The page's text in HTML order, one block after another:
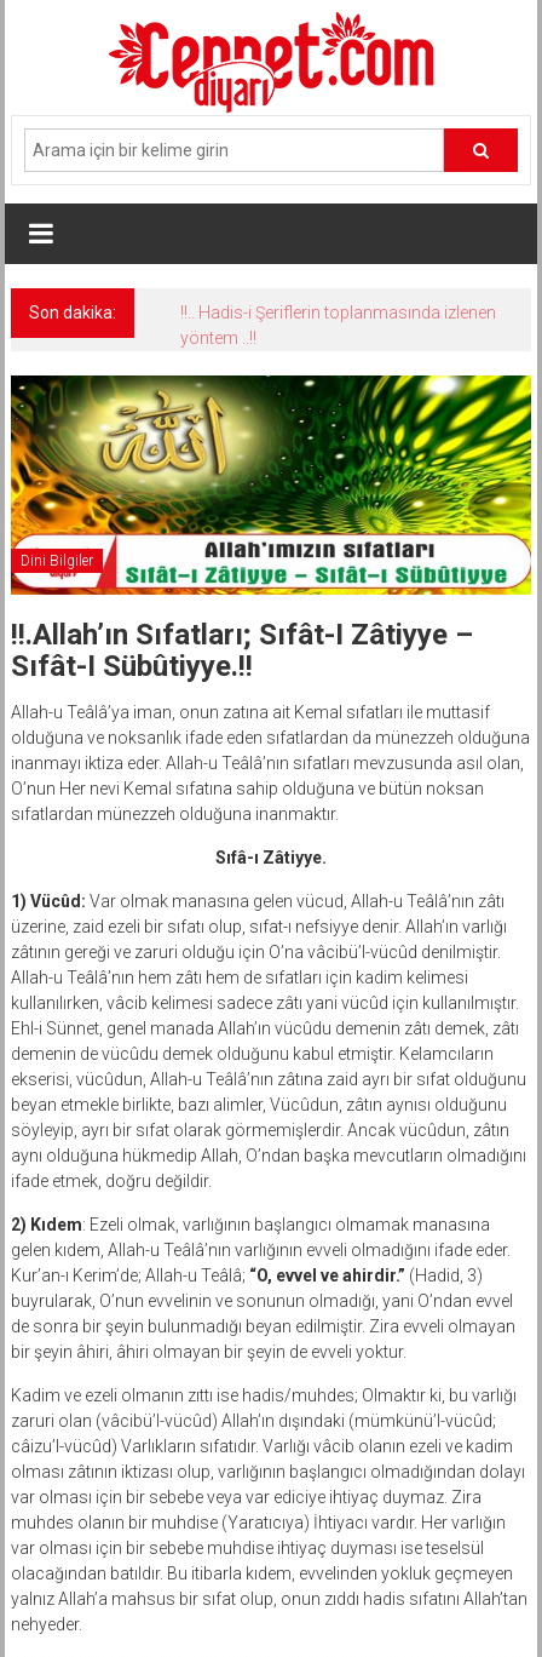
Son dakika:
!!.. Hadis-i Şeriflerin toplanmasında izlenen
yöntem ..!!
Dini Bilgiler
!!.Allah’ın Sıfatları; Sıfât-I Zâtiyye –
Sıfât-I Sübûtiyye.!!
Allah-u Teâlâ’ya iman, onun zatına ait Kemal sıfatları ile muttasif
olduğuna ve noksanlık ifade eden sıfatlardan da münezzeh olduğuna
inanmayı iktiza eder. Allah-u Teâlâ’nın sıfatları mevzusunda asıl olan,
O’nun Her nevi Kemal sıfatına sahip olduğuna ve bütün noksan
sıfatlardan münezzeh olduğuna inanmaktır.
Sıfâ-ı Zâtiyye.
1) Vücûd: Var olmak manasına gelen vücud, Allah-u Teâlâ’nın zâtı
üzerine, zaid ezeli bir sıfatı olup, sıfat-ı nefsiyye denir. Allah’ın varlığı
zâtının gereği ve zaruri olduğu için O’na vâcibü’l-vücûd denilmiştir.
Allah-u Teâlâ’nın hem zâtı hem de sıfatları için kadim kelimesi
kullanılırken, vâcib kelimesi sadece zâtı yani vücûd için kullanılmıştır.
Ehl-i Sünnet, genel manada Allah’ın vücûdu demenin zâtı demek, zâtı
demenin de vücûdu demek olduğunu kabul etmiştir. Kelamcıların
ekserisi, vücûdun, Allah-u Teâlâ’nın zâtına zaid ayrı bir sıfat olduğunu
beyan etmekle birlikte, bazı alimler, Vücûdun, zâtın aynısı olduğunu
söyleyip, ayrı bir sıfat olarak görmemişlerdir. Ancak vücûdun, zâtın
aynı olduğuna hükmedip Allah, O’ndan başka mevcutların olmadığını
ifade etmek, doğru değildir.
2) Kıdem: Ezeli olmak, varlığının başlangıcı olmamak manasına
gelen kıdem, Allah-u Teâlâ’nın varlığının evveli olmadığını ifade eder.
Kur’an-ı Kerim’de; Allah-u Teâlâ; “O, evvel ve ahirdir.” (Hadid, 3)
buyrularak, O’nun evvelinin ve sonunun olmadığı, yani O’ndan evvel
de sonra bir şeyin bulunmadığı beyan edilmiştir. Zira evveli olmayan
bir şeyin âhiri, âhiri olmayan bir şeyin de evveli yoktur.
Kadim ve ezeli olmanın zıttı ise hadis/muhdes; Olmaktır ki, bu varlığı
zaruri olan (vâcibü’l-vücûd) Allah’ın dışındaki (mümkünü’l-vücûd;
câizu’l-vücûd) Varlıkların sıfatıdır. Varlığı vâcib olanın ezeli ve kadim
olması zâtının iktizası olup, varlığının başlangıcı olmadığından dolayı
var olması için bir sebebe veya var ediciye ihtiyaç duymaz. Zira
muhdes olanın bir muhdise (Yaratıcıya) İhtiyacı vardır. Her varlığın
var olması için bir sebebe muhdise ihtiyaç duyması ise teselsül
olacağından batıldır. Bu itibarla kıdem, evvelinden yokluk geçmeyen
yalnız Allah’a mahsus bir sıfat olup, onun zıddı hadis sıfatını Allah’tan
nehyeder.